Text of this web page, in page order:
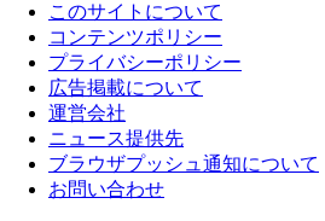
このサイトについて
コンテンツポリシー
プライバシーポリシー
広告掲載について
運営会社
ニュース提供先
ブラウザプッシュ通知について
お問い合わせ